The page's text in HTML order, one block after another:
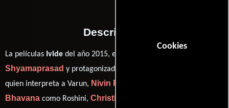
Cookies
Descripción
La películas Ivide del año 2015, está dirigida por
Shyamaprasad y protagonizada por
quien interpreta a Varun, Nivin Pauly
Bhavana como Roshini, Christina Leidel